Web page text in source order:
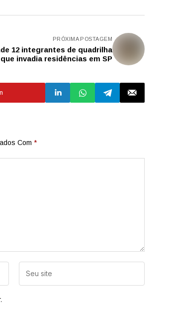
PRÓXIMA POSTAGEM
12 integrantes de quadrilha
que invadia residências em SP
Com *